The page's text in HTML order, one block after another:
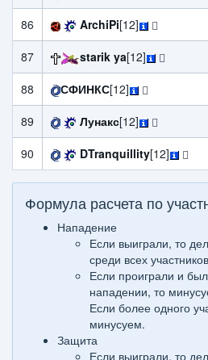
86
ArchiPi[12]
87
starik ya[12]
88
СФИНКС[12]
89
Лунакс[12]
90
DTranquillity[12]
Формула расчета по
Нападение
Если выиграли, то
среди всех
Если проиграли и
нападении, то
Если более одного
минусуем.
Защита
Если выиграли, то